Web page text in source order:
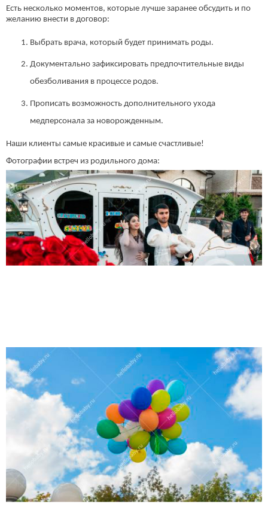
(работает только если на устройстве установлен указанный
мессенджер)
Ваше имя:*
Имя мужа:*
Его телефон:*
Подтверждаю свое согласие на обработку персональных
данных в соответствииПолитикой конфиденциальности
Есть несколько моментов, которые лучше заранее обсудить и по
желанию внести в договор:
Выбрать врача, который будет принимать роды.
Документально зафиксировать предпочтительные виды
обезболивания в процессе родов.
Прописать возможность дополнительного ухода
медперсонала за новорожденным.
Наши клиенты самые красивые и самые счастливые!
Фотографии встреч из родильного дома: